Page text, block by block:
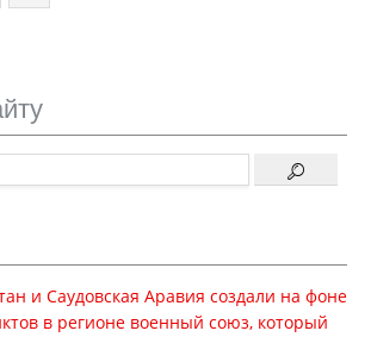
и Саудовская Аравия создали на фоне
в регионе военный союз, который